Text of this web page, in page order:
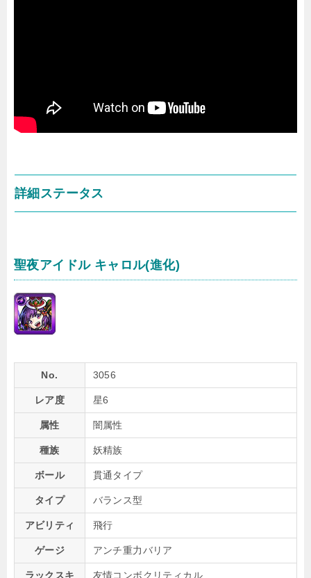
詳細ステータス
聖夜アイドル キャロル(進化)
No. 3056
レア度 星6
属性 闇属性
種族 妖精族
ボール 貫通タイプ
タイプ バランス型
アビリティ 飛行
ゲージ アンチ重力バリア
ラックスキ 友情コンボクリティカル